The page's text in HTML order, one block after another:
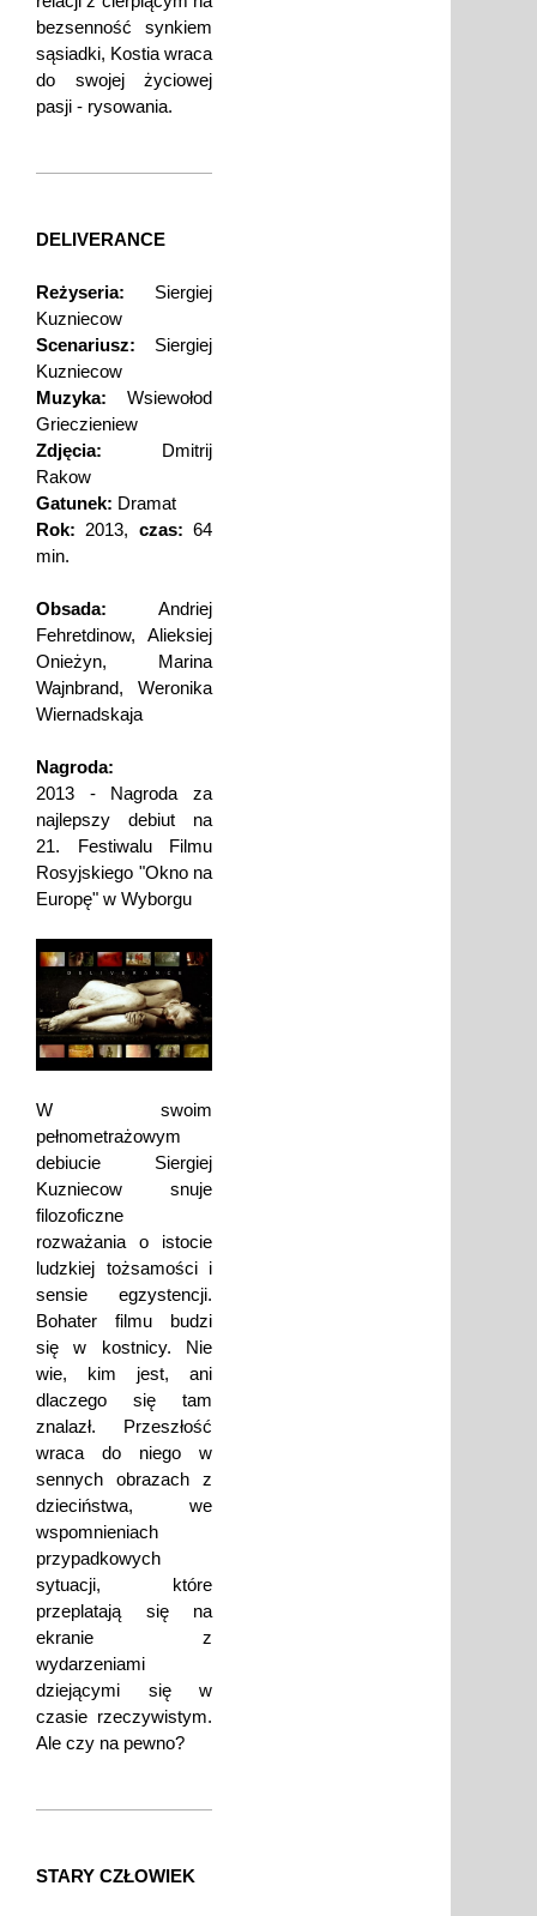
bezsenność synkiem
sąsiadki, Kostia wraca
do swojej życiowej
pasji - rysowania.
DELIVERANCE
Reżyseria: Siergiej
Kuzniecow
Scenariusz: Siergiej
Kuzniecow
Muzyka: Wsiewołod
Grieczieniew
Zdjęcia: Dmitrij
Rakow
Gatunek: Dramat
Rok: 2013, czas: 64
min.
Obsada: Andriej
Fehretdinow, Alieksiej
Onieżyn, Marina
Wajnbrand, Weronika
Wiernadskaja
Nagroda:
2013 - Nagroda za
najlepszy debiut na
21. Festiwalu Filmu
Rosyjskiego "Okno na
Europę" w Wyborgu
W swoim
pełnometrażowym
debiucie Siergiej
Kuzniecow snuje
filozoficzne
rozważania o istocie
ludzkiej tożsamości i
sensie egzystencji.
Bohater filmu budzi
się w kostnicy. Nie
wie, kim jest, ani
dlaczego się tam
znalazł. Przeszłość
wraca do niego w
sennych obrazach z
dzieciństwa, we
wspomnieniach
przypadkowych
sytuacji, które
przeplatają się na
ekranie z
wydarzeniami
dziejącymi się w
czasie rzeczywistym.
Ale czy na pewno?
STARY CZŁOWIEK